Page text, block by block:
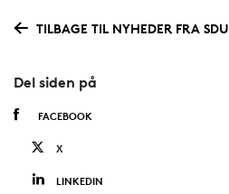
TILBAGE TIL NYHEDER FRA SDU
Del siden på
FACEBOOK
X
LINKEDIN